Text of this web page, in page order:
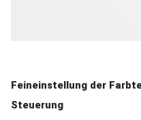
Feineinstellung der
Steuerung